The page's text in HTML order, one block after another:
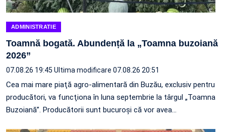
ADMINISTRATIE
Toamnă bogată. Abundență la „Toamna buzoiană
2026”
07.08.26 19:45 Ultima modificare 07.08.26 20:51
Cea mai mare piaţă agro-alimentară din Buzău, exclusiv pentru
producători, va funcţiona în luna septembrie la târgul „Toamna
Buzoiană”. Producătorii sunt bucuroşi că vor avea…